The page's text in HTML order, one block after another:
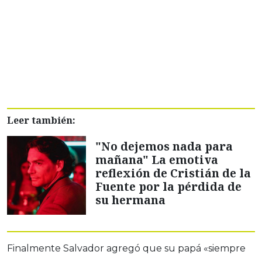
Leer también:
"No dejemos nada para
mañana" La emotiva
reflexión de Cristián de la
Fuente por la pérdida de
su hermana
Finalmente Salvador agregó que su papá «siempre